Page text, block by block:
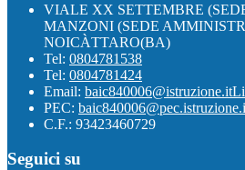
VIALE XX SETTEMBRE
MANZONI (SEDE
NOICÀTTARO(BA)
Tel: 0804781538
Tel: 0804781424
Email: baic840006@istruzione.it
PEC:
C.F.: 93423460729
Seguici su